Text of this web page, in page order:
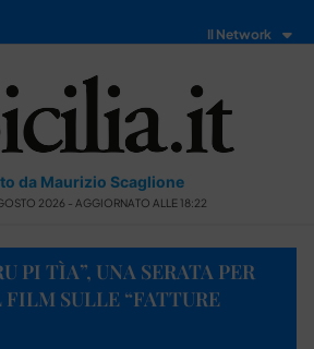
Il Network
da Maurizio Scaglione
2026 - AGGIORNATO ALLE 18:22
PI TÌA”, UNA SERATA PER
FILM SULLE “FATTURE